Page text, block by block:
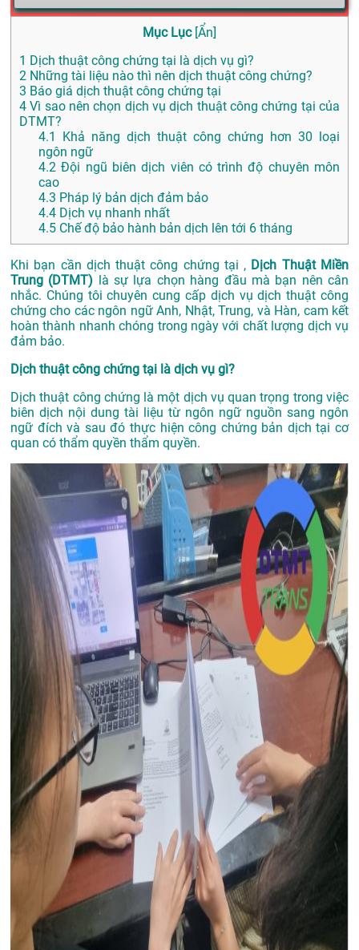
Mục Lục [Ẩn]
1 Dịch thuật công chứng tại là dịch vụ gì?
2 Những tài liệu nào thì nên dịch thuật công chứng?
3 Báo giá dịch thuật công chứng tại
4 Vì sao nên chọn dịch vụ dịch thuật công chứng tại của
DTMT?
4.1
Khả năng dịch thuật công chứng hơn 30 loại
ngôn ngữ
4.2 Đội ngũ biên dịch viên có trình độ chuyên môn
cao
4.3 Pháp lý bản dịch đảm bảo
4.4 Dịch vụ nhanh nhất
4.5 Chế độ bảo hành bản dịch lên tới 6 tháng
Khi bạn cần dịch thuật công chứng tại , Dịch Thuật Miền
Trung (DTMT) là sự lựa chọn hàng đầu mà bạn nên cân
nhắc. Chúng tôi chuyên cung cấp dịch vụ dịch thuật công
chứng cho các ngôn ngữ Anh, Nhật, Trung, và Hàn, cam kết
hoàn thành nhanh chóng trong ngày với chất lượng dịch vụ
đảm bảo.
Dịch thuật công chứng tại là dịch vụ gì?
Dịch thuật công chứng là một dịch vụ quan trọng trong việc
biên dịch nội dung tài liệu từ ngôn ngữ nguồn sang ngôn
ngữ đích và sau đó thực hiện công chứng bản dịch tại cơ
quan có thẩm quyền thẩm quyền.